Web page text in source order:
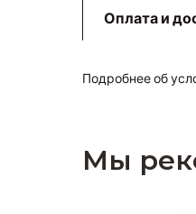
Оплата и
Подробнее об
Мы